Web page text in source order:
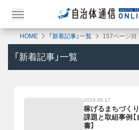
HOME 「新着記事」一覧 157ページ目
「新着記事」一覧
2019.06.17
稼げるまちづく
課題と取組事例
書】